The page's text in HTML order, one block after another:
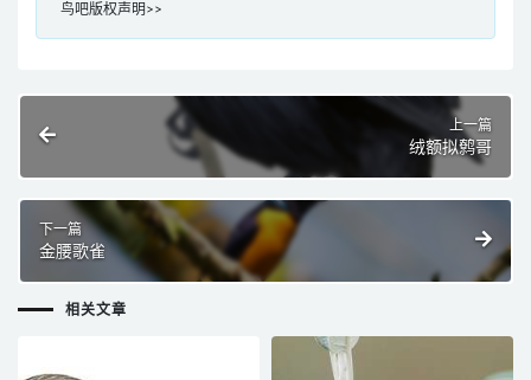
鸟吧版权声明>>
上一篇
绒额拟鹩哥
下一篇
金腰歌雀
相关文章